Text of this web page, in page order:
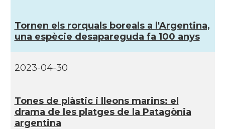
Tornen els rorquals boreals a l'Argentina,
una espècie desapareguda fa 100 anys
2023-04-30
Tones de plàstic i lleons marins: el
drama de les platges de la Patagònia
argentina